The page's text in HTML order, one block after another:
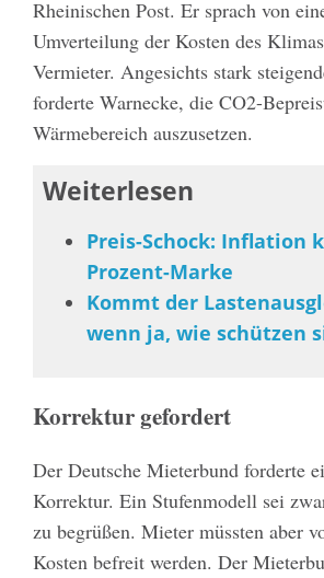
Rheinischen Post. Er sprach von
Umverteilung der Kosten des
Vermieter. Angesichts stark
forderte Warnecke, die CO2-
Wärmebereich auszusetzen.
Weiterlesen
Preis-Schock: Inflation
Prozent-Marke
Kommt der
wenn ja, wie schützen
Korrektur gefordert
Der Deutsche Mieterbund forderte
Korrektur. Ein Stufenmodell sei
zu begrüßen. Mieter müssten aber
Kosten befreit werden. Der